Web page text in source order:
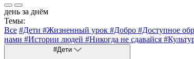
день за днём
Темы:
Все #Дети #Жизненный урок #Добро #Доступное
нами #Истории людей #Никогда не сдавайся
#Дети